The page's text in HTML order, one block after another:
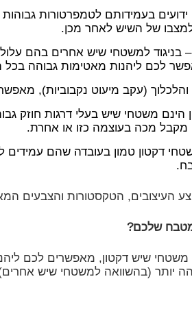
ידועים בעמידותם לטמפרטורות
למצבו של השיש לאחר מכן.
בניגוד למשטחי שיש אחרים בהם
לכם ליהנות מאטימות גבוהה בכל
(עקב מיעוט נקבוביות),
הינם משטחי שיש בעלי דרגות חוזק
מכה בעוצמה כזו או אחרת.
העיצובים, הטקסטורות והצבעים
שלכם?
שיש דקטון, מאפשרים לכם
יותר (בהשוואה למשטחי שיש